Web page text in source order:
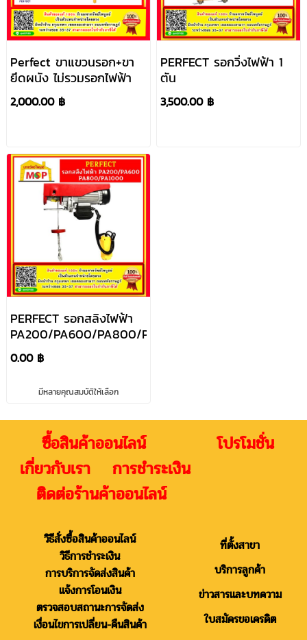
Perfect ขาแขวนรอก+ขา
ยึดผนัง ไม่รวมรอกไฟฟ้า
2,000.00 ฿
PERFECT รอกวิ่งไฟฟ้า 1
ตัน
3,500.00 ฿
PERFECT รอกสลิงไฟฟ้า
PA200/PA600/PA800/PA1000
0.00 ฿
มีหลายคุณสมบัติให้เลือก
ซื้อสินค้าออนไลน์ โปรโมชั่น
เกี่ยวกับเรา การชำระเงิน
ติดต่อร้านค้าออนไลน์
วิธีสั่งซื้อสินค้าออนไลน์
วิธีการชำระเงิน
การบริการจัดส่งสินค้า
แจ้งการโอนเงิน
ตรวจสอบสถานะการจัดส่ง
เงื่อนไขการเปลี่ยน-คืนสินค้า
ที่ตั้งสาขา
บริการลูกค้า
ข่าวสารและบทความ
ใบสมัครขอเครดิต